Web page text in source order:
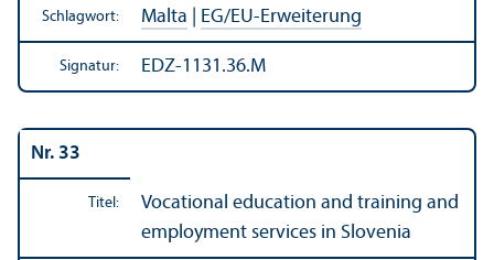
Schlagwort: Malta EG/EU-Erweiterung
Signatur: EDZ-1131.36.M
Nr. 33
Titel:
Vocational education and training and
employment services in Slovenia